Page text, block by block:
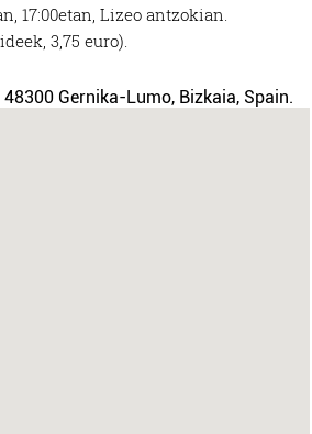
17:00etan, Lizeo antzokian.
3,75 euro).
48300 Gernika-Lumo, Bizkaia, Spain.